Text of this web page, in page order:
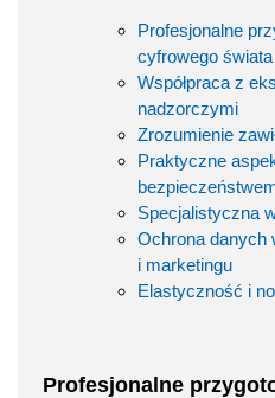
Profesjonalne
cyfrowego świata
Współpraca z
nadzorczymi
Zrozumienie
Praktyczne
Specjalistyczna
Ochrona danych
i marketingu
Elastyczność i
Profesjonalne